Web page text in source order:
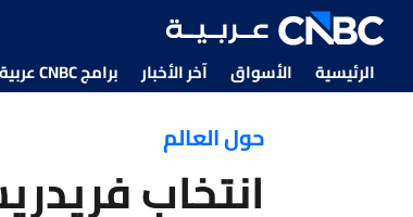
الرئيسية الأسواق آخر الأخبار برامج CNBC عربية
حول العالم
انتخاب